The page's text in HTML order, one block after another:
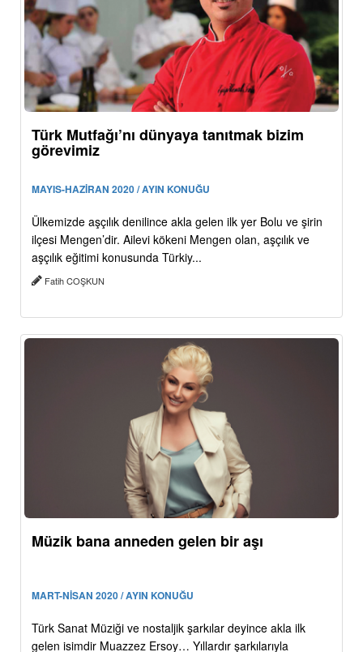
Türk Mutfağı’nı dünyaya tanıtmak bizim
görevimiz
MAYIS-HAZİRAN 2020 / AYIN KONUĞU
Ülkemizde aşçılık denilince akla gelen ilk yer Bolu ve şirin
ilçesi Mengen’dir. Ailevi kökeni Mengen olan, aşçılık ve
aşçılık eğitimi konusunda Türkiy...
Fatih COŞKUN
Müzik bana anneden gelen bir aşı
MART-NİSAN 2020 / AYIN KONUĞU
Türk Sanat Müziği ve nostaljik şarkılar deyince akla ilk
gelen isimdir Muazzez Ersoy… Yıllardır şarkılarıyla